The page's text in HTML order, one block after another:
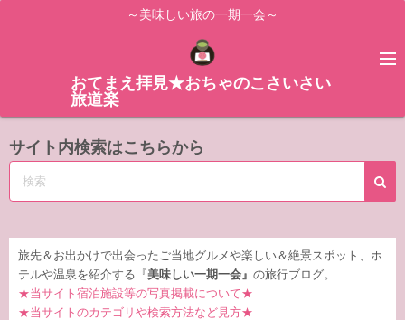
ス
ッ
～美味しい旅の一期一会～
おてまえ拝見★おちゃのこさいさい
旅道楽
サイト内検索はこちらから
旅先＆お出かけで出会ったご当地グルメや楽しい＆絶景スポット、ホ
テルや温泉を紹介する『 美味しい一期一会』 の旅行ブログ。
★当サイト宿泊施設等の写真掲載について★
★当サイトのカテゴリや検索方法など見方★